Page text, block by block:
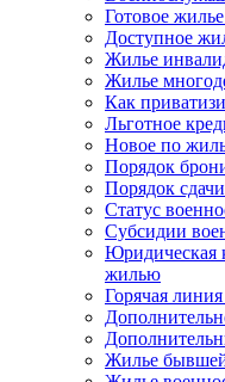
Готовое
Доступное
Жилье
Жилье
Как
Льготное
Новое по
Порядок
Порядок
Статус
Субсидии
Юридическая
жилью
Горячая
Жилье